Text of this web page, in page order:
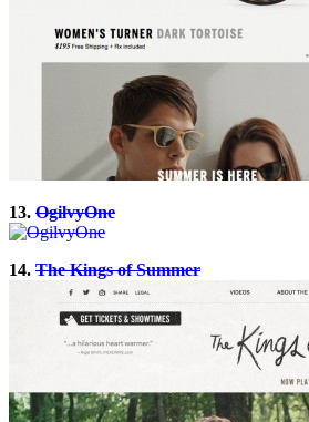
13. OgilvyOne
14. The Kings of Summer